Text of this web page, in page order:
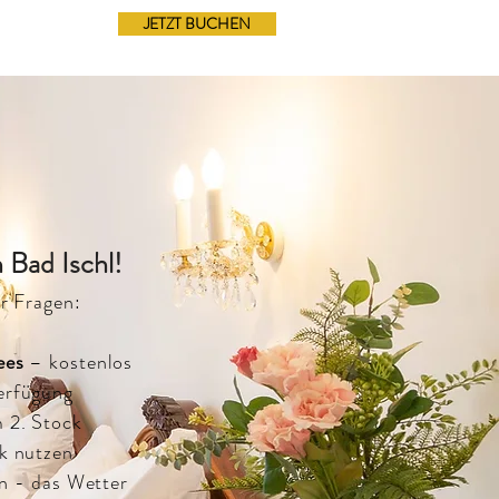
JETZT BUCHEN
Ischl!
Fragen:
– kostenlos
2. Stock
nutzen
- das Wetter